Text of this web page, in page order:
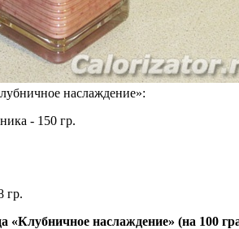
наслаждение»:
- 150 гр.
гр.
«Клубничное наслаждение» (на 100